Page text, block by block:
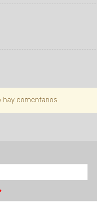
hay comentarios